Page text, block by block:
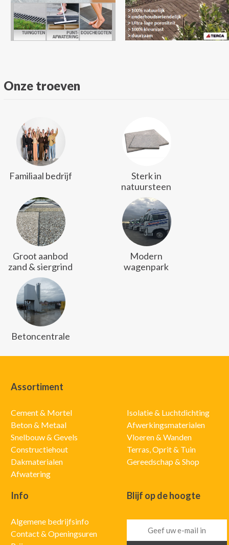
Onze troeven
Familiaal bedrijf
Sterk in
natuursteen
Groot aanbod
zand & siergrind
Modern
wagenpark
Betoncentrale
Assortiment
Cement & Mortel
Beton & Metaal
Snelbouw & Gevels
Constructiehout
Dakmaterialen
Afwatering
Isolatie & Luchtdichting
Afwerkingsmaterialen
Vloeren & Wanden
Terras, Oprit & Tuin
Gereedschap & Shop
Info
Algemene bedrijfsinfo
Contact & Openingsuren
Blijf op de hoogte